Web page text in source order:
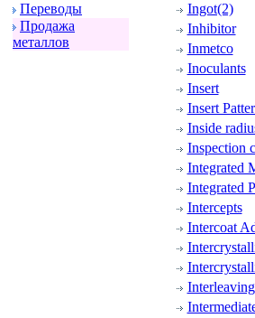
Пеpеводы
Пpодажа
металлов
Ingot(2)
Inhibitor
Inmetco
Inoculants
Insert
Insert
Inside
Inspection
Integrated
Integrated
Intercepts
Intercoat
Interleaving